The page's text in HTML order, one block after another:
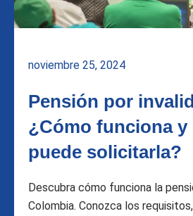
noviembre 25, 2024
Pensión por
¿Cómo funciona y
puede solicitarla?
Descubra cómo funciona la
Colombia. Conozca los